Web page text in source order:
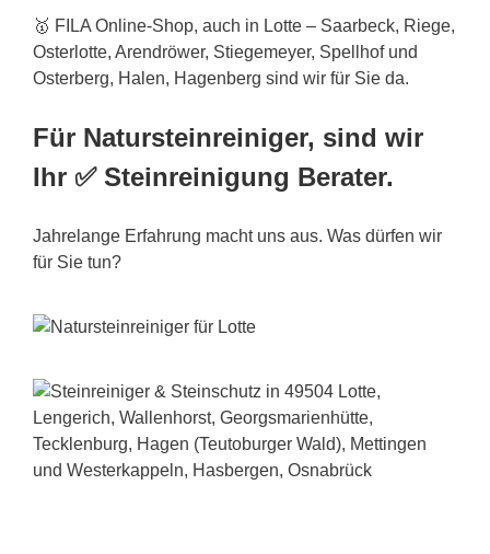
🥇 FILA Online-Shop, auch in Lotte – Saarbeck, Riege,
Osterlotte, Arendröwer, Stiegemeyer, Spellhof und
Osterberg, Halen, Hagenberg sind wir für Sie da.
Für Natursteinreiniger, sind wir
Ihr ✅ Steinreinigung Berater.
Jahrelange Erfahrung macht uns aus. Was dürfen wir
für Sie tun?